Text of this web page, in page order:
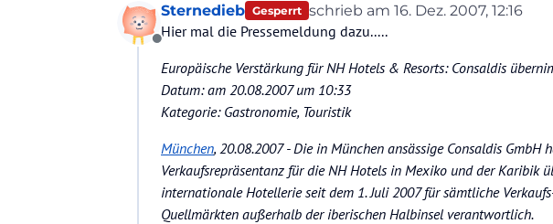
Offline
Sternedieb Gesperrt schrieb am 16. Dez. 2007, 12:16
zuletzt editiert von
Hier mal die Pressemeldung dazu.....
Europäische Verstärkung für NH Hotels & Resorts: Consaldis
Datum: am 20.08.2007 um 10:33
Kategorie: Gastronomie, Touristik
München, 20.08.2007 - Die in München ansässige Consaldis
Verkaufsrepräsentanz für die NH Hotels in Mexiko und der Karibik
internationale Hotellerie seit dem 1. Juli 2007 für sämtliche
Quellmärkten außerhalb der iberischen Halbinsel verantwortlich.